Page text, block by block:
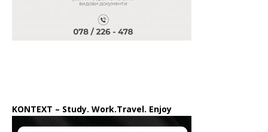
KONTEXT – Study. Work.Travel. Enjoy